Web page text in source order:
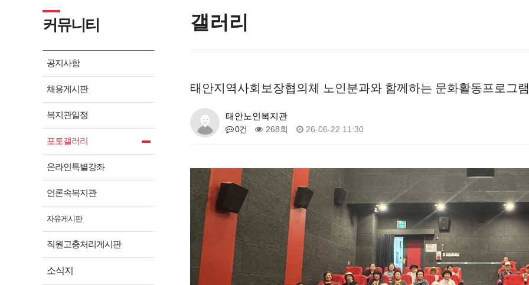
커뮤니티
공지사항
채용게시판
복지관일정
포토갤러리
온라인특별강좌
언론속복지관
자유게시판
직원고충처리게시판
소식지
갤러리
태안지역사회보장협의체 노인분과와 함께하는 문화활동프로그
태안노인복지관
0건 268회 26-06-22 11:30